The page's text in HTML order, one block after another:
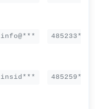
info@*** 485233***
insid*** 485259***